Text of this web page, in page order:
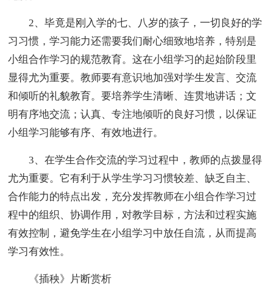
2、毕竟是刚入学的七、八岁的孩子，一切良好的学
习习惯，学习能力还需要我们耐心细致地培养，特别是
小组合作学习的规范教育。这在小组学习的起始阶段里
显得尤为重要。教师要有意识地加强对学生发言、交流
和倾听的礼貌教育。要培养学生清晰、连贯地讲话；文
明有序地交流；认真、专注地倾听的良好习惯，以保证
小组学习能够有序、有效地进行。
3、在学生合作交流的学习过程中，教师的点拨显得
尤为重要。它有利于从学生学习习惯较差、缺乏自主、
合作能力的特点出发，充分发挥教师在小组合作学习过
程中的组织、协调作用，对教学目标，方法和过程实施
有效控制，避免学生在小组学习中放任自流，从而提高
学习有效性。
《插秧》片断赏析